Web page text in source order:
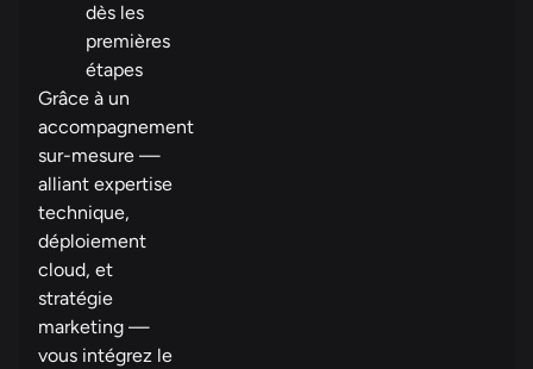
dès les
premières
étapes
Grâce à un
accompagnement
sur-mesure —
alliant expertise
technique,
déploiement
cloud, et
stratégie
marketing —
vous intégrez le